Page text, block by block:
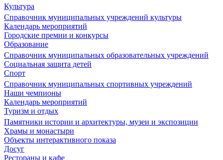
Культура
Справочник муниципальных учреждений культуры
Календарь мероприятий
Городские премии и конкурсы
Образование
Справочник муниципальных образовательных учреждений
Социальная защита детей
Спорт
Справочник муниципальных спортивных учреждений
Наши чемпионы
Календарь мероприятий
Туризм и отдых
Памятники истории и архитектуры, музеи и экспозиции
Храмы и монастыри
Объекты интерактивного показа
Досуг
Рестораны и кафе